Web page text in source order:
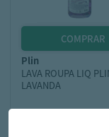
plin
LAVA ROUPA LIQ
LAVANDA